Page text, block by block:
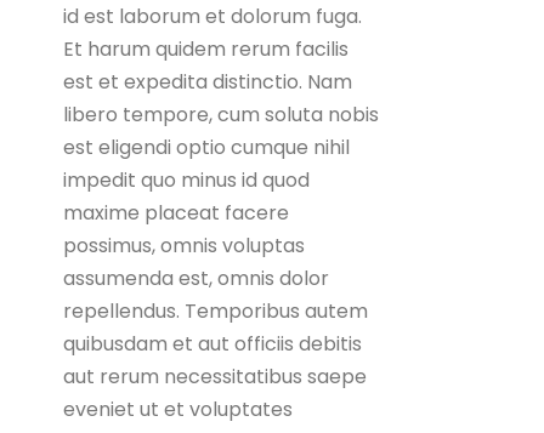
id est laborum et dolorum fuga.
Et harum quidem rerum facilis
est et expedita distinctio. Nam
libero tempore, cum soluta nobis
est eligendi optio cumque nihil
impedit quo minus id quod
maxime placeat facere
possimus, omnis voluptas
assumenda est, omnis dolor
repellendus. Temporibus autem
quibusdam et aut officiis debitis
aut rerum necessitatibus saepe
eveniet ut et voluptates